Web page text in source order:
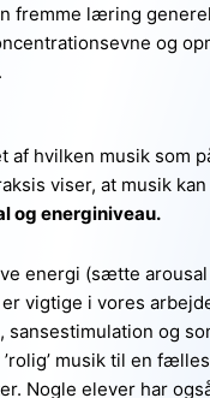
fremme læring
og
af hvilken musik som
viser, at musik
og energiniveau.
energi (sætte
vigtige i vores
sansestimulation og
musik til en
Nogle elever har